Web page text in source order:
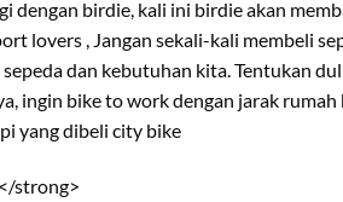
dengan birdie, kali ini birdie akan
lovers , Jangan sekali-kali membeli
dan kebutuhan kita. Tentukan
ingin bike to work dengan jarak
yang dibeli city bike
strong>